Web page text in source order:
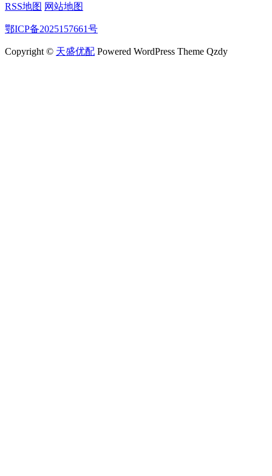
RSS地图 网站地图
鄂ICP备2025157661号
Copyright © 天盛优配 Powered WordPress Theme Qzdy